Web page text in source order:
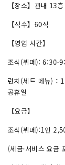
【장소】관내 13층
【석수】60석
【영업 시간】
조식(뷔페): 6:30-
런치(세트 메뉴)：
공휴일
【요금】
조식(뷔페):1인
(세금·서비스 요금